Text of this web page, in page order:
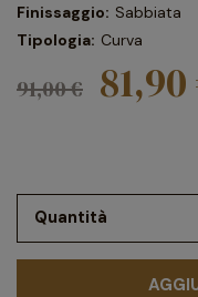
Finissaggio: Sabbiata
Tipologia: Curva
91,00 €
Quantità